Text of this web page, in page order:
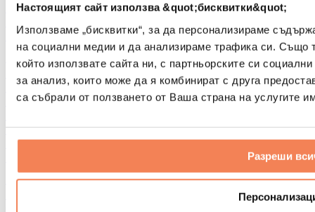
Настоящият сайт използва &quot;бисквитки&quot;
Използваме „бисквитки“, за да персонализираме
на социални медии и да анализираме трафика си. Също
който използвате сайта ни, с партньорските си
за анализ, които може да я комбинират с друга
са събрали от ползването от Ваша страна на услугите
Разреши
Чанти и аксесоари за храна
Чанти за фитнес
Раници
Аксесоари според вида дейност
Бойни спортове
Колоездене
Студена терапия
Плуване
Биохакинг
Филтри и кани за вода